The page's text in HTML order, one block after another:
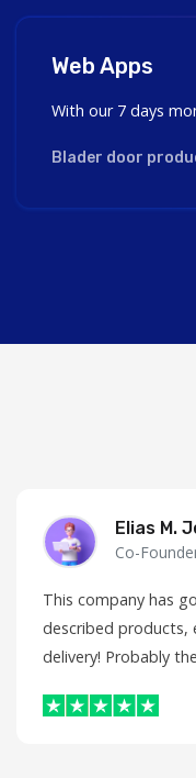
Web Apps
With our 7 days
Blader door
Elias M.
Co-
This company has
described products,
delivery! Probably